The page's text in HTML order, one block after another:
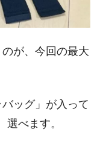
が、今回の最大
ッグ」が入って
べます。